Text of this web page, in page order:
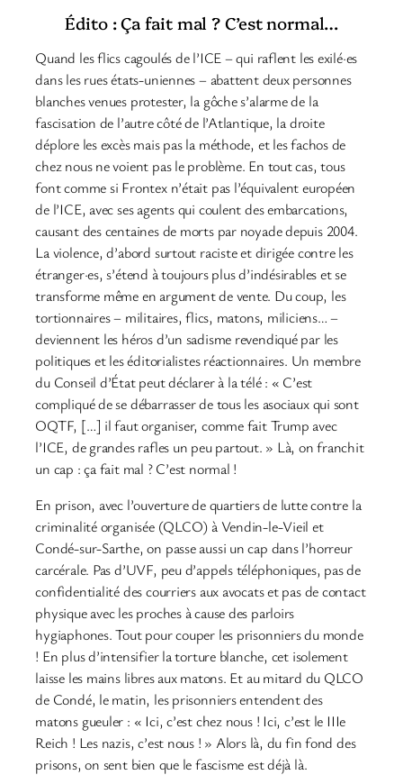
Édito : Ça fait mal ? C’est normal…
Quand les flics cagoulés de l’ICE – qui raflent les exilé·es
dans les rues états-uniennes – abattent deux personnes
blanches venues protester, la gôche s’alarme de la
fascisation de l’autre côté de l’Atlantique, la droite
déplore les excès mais pas la méthode, et les fachos de
chez nous ne voient pas le problème. En tout cas, tous
font comme si Frontex n’était pas l’équivalent européen
de l’ICE, avec ses agents qui coulent des embarcations,
causant des centaines de morts par noyade depuis 2004.
La violence, d’abord surtout raciste et dirigée contre les
étranger·es, s’étend à toujours plus d’indésirables et se
transforme même en argument de vente. Du coup, les
tortionnaires – militaires, flics, matons, miliciens… –
deviennent les héros d’un sadisme revendiqué par les
politiques et les éditorialistes réactionnaires. Un membre
du Conseil d’État peut déclarer à la télé : « C’est
compliqué de se débarrasser de tous les asociaux qui sont
OQTF, […] il faut organiser, comme fait Trump avec
l’ICE, de grandes rafles un peu partout. » Là, on franchit
un cap : ça fait mal ? C’est normal !
En prison, avec l’ouverture de quartiers de lutte contre la
criminalité organisée (QLCO) à Vendin-le-Vieil et
Condé-sur-Sarthe, on passe aussi un cap dans l’horreur
carcérale. Pas d’UVF, peu d’appels téléphoniques, pas de
confidentialité des courriers aux avocats et pas de contact
physique avec les proches à cause des parloirs
hygiaphones. Tout pour couper les prisonniers du monde
! En plus d’intensifier la torture blanche, cet isolement
laisse les mains libres aux matons. Et au mitard du QLCO
de Condé, le matin, les prisonniers entendent des
matons gueuler : « Ici, c’est chez nous ! Ici, c’est le IIIe
Reich ! Les nazis, c’est nous ! » Alors là, du fin fond des
prisons, on sent bien que le fascisme est déjà là.